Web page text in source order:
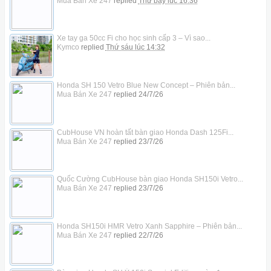
Xe tay ga 50cc Fi cho học sinh cấp 3 – Vì sao...
Kymco replied Thứ sáu lúc 14:32
Honda SH 150 Vetro Blue New Concept – Phiên bản...
Mua Bán Xe 247 replied 24/7/26
CubHouse VN hoàn tất bàn giao Honda Dash 125Fi...
Mua Bán Xe 247 replied 23/7/26
Quốc Cường CubHouse bàn giao Honda SH150i Vetro...
Mua Bán Xe 247 replied 23/7/26
Honda SH150i HMR Vetro Xanh Sapphire – Phiên bản...
Mua Bán Xe 247 replied 22/7/26